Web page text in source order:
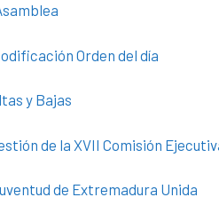
Orden del día
y Bajas
de la XVII Comisión
de Extremadura Unida